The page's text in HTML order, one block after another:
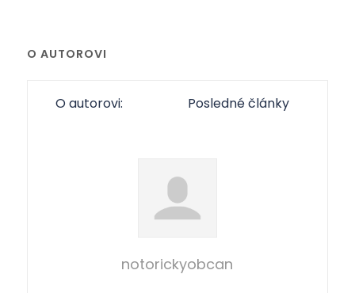
O AUTOROVI
O autorovi: Posledné články
notorickyobcan